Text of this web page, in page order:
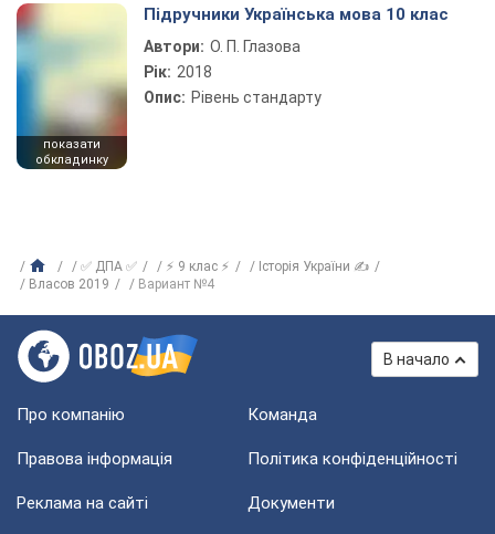
показати
обкладинку
Підручники Українська мова 10 клас
Автори: О. П. Глазова
Рік: 2018
Опис: Рівень стандарту
✅ ДПА ✅ ⚡ 9 клас ⚡
Історія України ✍
Власов 2019
Вариант №4
В начало
Про компанію Команда
Правова інформація Політика конфіденційності
Реклама на сайті Документи